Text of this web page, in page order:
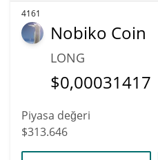
4161
Nobiko Coin
LONG
$0,00031417
Piyasa değeri
$313.646